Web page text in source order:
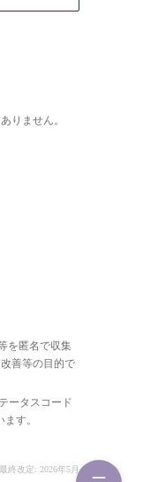
りません。
を匿名で収集
善等の目的で
ータスコード
す。
最終改定: 2026年5月